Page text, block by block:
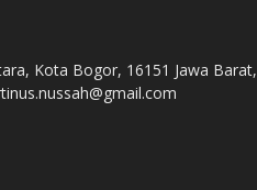
Kota Bogor, 16151 Jawa Barat,